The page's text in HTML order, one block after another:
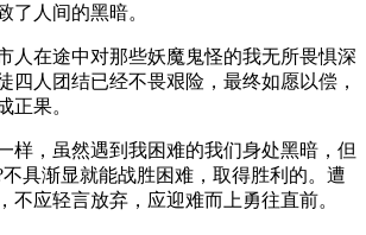
了人间的黑暗。
人在途中对那些妖魔鬼怪的我无所畏惧深
四人团结已经不畏艰险，最终如愿以偿，
正果。
样，虽然遇到我困难的我们身处黑暗，但
具渐显就能战胜困难，取得胜利的。遭
不应轻言放弃，应迎难而上勇往直前。